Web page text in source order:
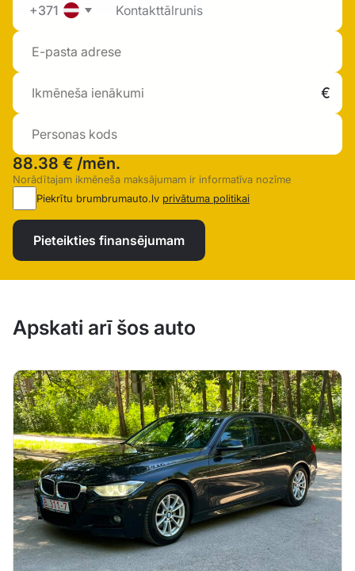
+371
88.38 € /mēn.
Norādītajam ikmēneša maksājumam ir informatīva nozīme
Piekrītu brumbrumauto.lv privātuma politikai
Pieteikties finansējumam
Apskati arī šos auto